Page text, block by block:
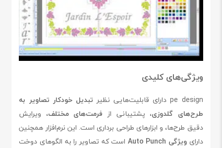
ویژگی‌های کلیدی
pe design دارای قابلیت‌هایی نظیر
تبدیل خودکار تصاویر به
طرح‌های گلدوزی، پشتیبانی از فرمت‌های مختلف، ویرایش
دقیق طرح‌ها، و ابزارهای طراحی برداری است. این نرم‌افزار همچنین
دارای ویژگی Auto Punch
است که تصاویر را به الگوهای دوخت